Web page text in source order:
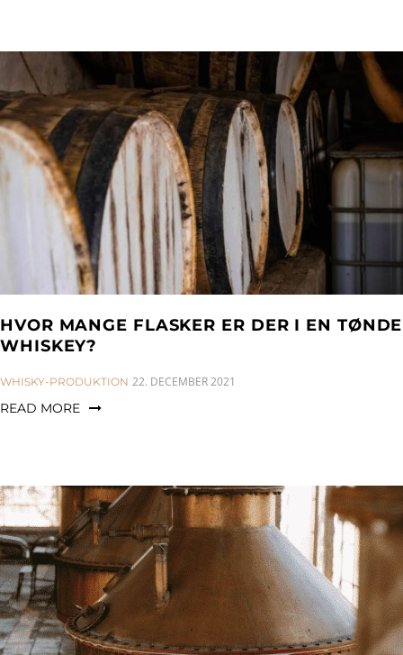
HVOR MANGE FLASKER ER DER I EN TØNDE
WHISKEY?
CATEGORIES:
WHISKY-PRODUKTION 22. DECEMBER 2021
READ MORE